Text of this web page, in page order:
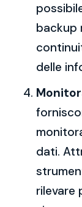
backup
delle
dati.
rilevare